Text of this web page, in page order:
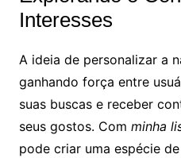
Interesses
A ideia de personalizar a
ganhando força entre
suas buscas e receber
seus gostos. Com minha
pode criar uma espécie